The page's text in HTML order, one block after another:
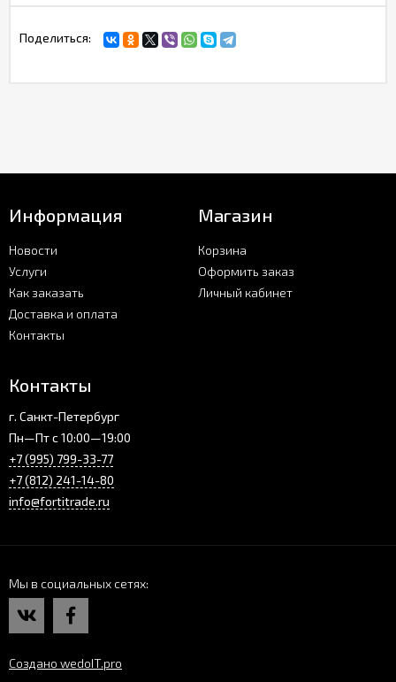
Поделиться:
Информация
Новости
Услуги
Как заказать
Доставка и оплата
Контакты
Магазин
Корзина
Оформить заказ
Личный кабинет
Контакты
г. Санкт-Петербург
Пн—Пт с 10:00—19:00
+7 (995) 799-33-77
+7 (812) 241-14-80
info@fortitrade.ru
Мы в социальных сетях
Создано wedoIT.pro